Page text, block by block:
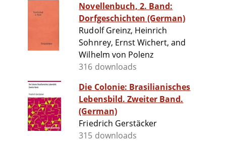
Novellenbuch, 2. Band:
Dorfgeschichten (German)
Rudolf Greinz, Heinrich
Sohnrey, Ernst Wichert, and
Wilhelm von Polenz
316 downloads
Die Colonie: Brasilianisches
Lebensbild. Zweiter Band.
(German)
Friedrich Gerstäcker
315 downloads